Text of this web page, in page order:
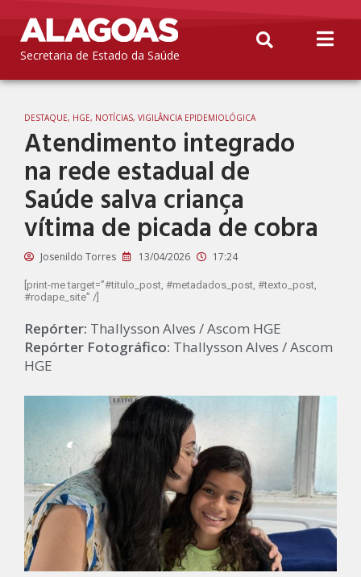
Secretaria de Estado da Saúde
DESTAQUE, HGE, NOTÍCIAS, VIGILÂNCIA EPIDEMIOLÓGICA
Atendimento integrado
na rede estadual de
Saúde salva criança
vítima de picada de cobra
Josenildo Torres 13/04/2026 17:24
[print-me target=”#titulo_post, #metadados_post, #texto_post,
#rodape_site” /]
Repórter: Thallysson Alves / Ascom HGE
Repórter Fotográfico: Thallysson Alves / Ascom
HGE